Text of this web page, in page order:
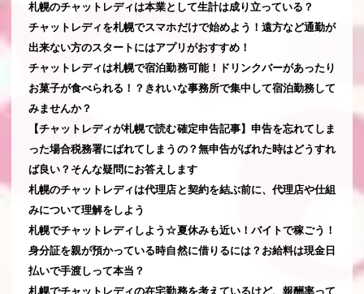
札幌のチャットレディは本業として生計は成り立っている？
チャットレディを札幌でスマホだけで始めよう！遠方など通勤が
出来ない方のスタートにはアプリがおすすめ！
チャットレディは札幌で宿泊勤務可能！ドリンクバーがあったり
お菓子が食べられる！？きれいな事務所で集中して宿泊勤務して
みませんか？
【チャットレディが札幌で読む確定申告記事】申告を忘れてしま
った場合税務署にばれてしまうの？無申告がばれた時はどうすれ
ば良い？そんな疑問にお答えします
札幌のチャットレディは代理店と契約を結ぶ前に、代理店や仕組
みについて理解をしよう
札幌でチャットレディしよう☆夏休みも近い！バイトで稼ごう！
身分証を親が預かっている時自然に借りるには？お給料は現金日
払いで手渡しって本当？
札幌でチャットレディの在宅勤務を考えているけど、報酬率って